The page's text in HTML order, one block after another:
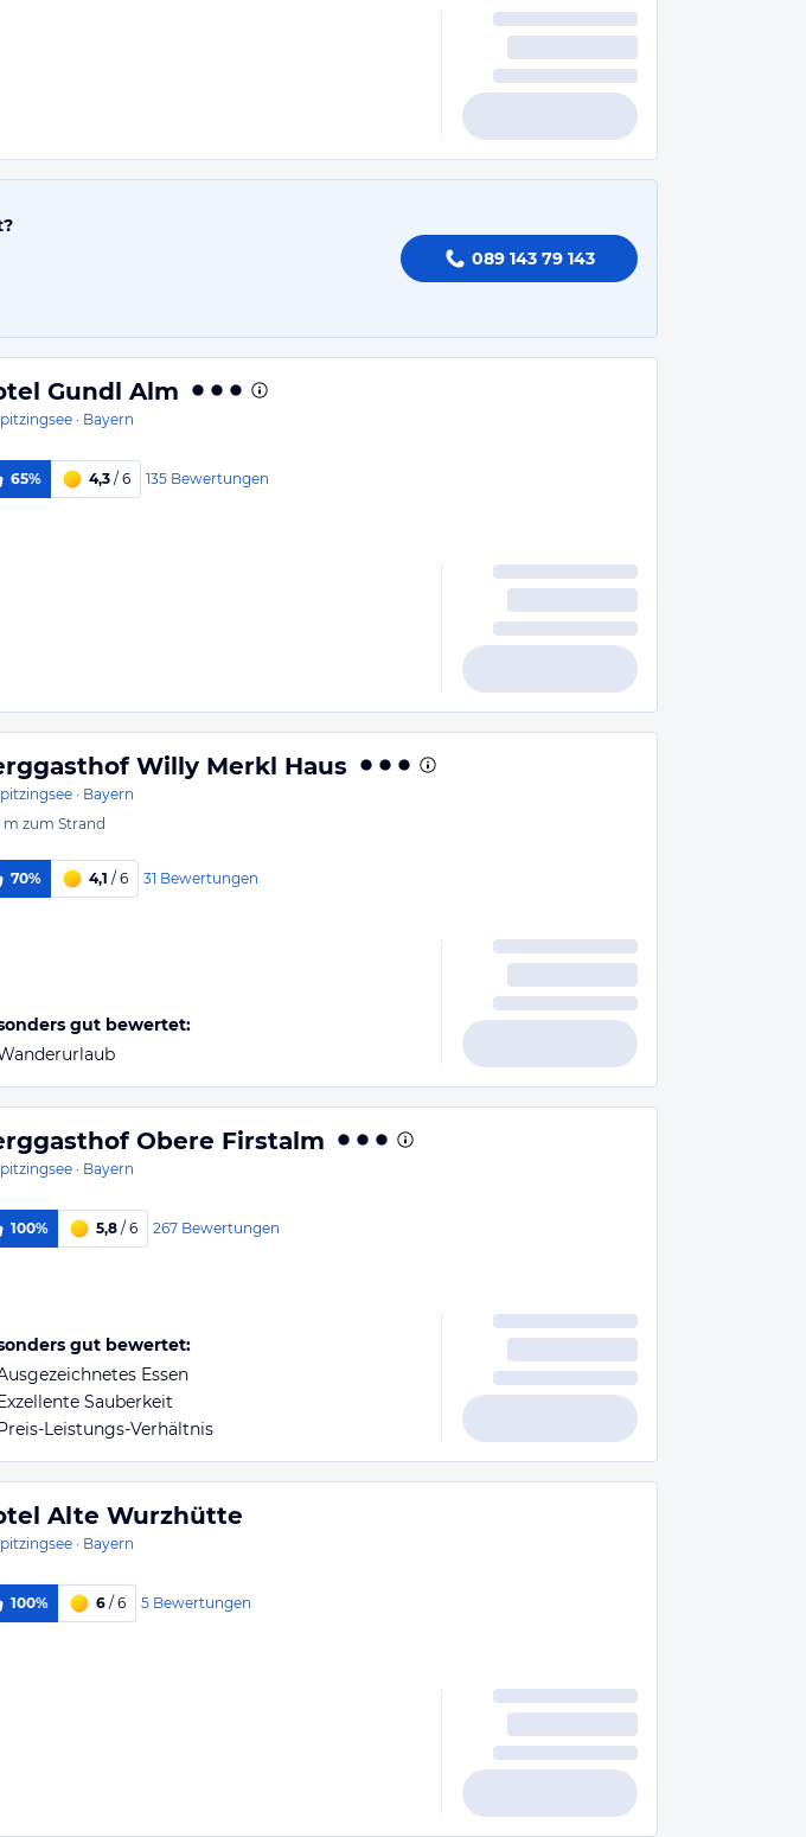
089 143 79 143
Gundl Alm
· Bayern
65% 4,3 / 6 135 Bewertungen
Willy Merkl Haus
· Bayern
m zum Strand
70% 4,1 / 6 31 Bewertungen
gut bewertet:
Obere Firstalm
· Bayern
100% 5,8 / 6 267 Bewertungen
gut bewertet:
Essen
Sauberkeit
Leistungs-Verhältnis
Alte Wurzhütte
· Bayern
100% 6 / 6 5 Bewertungen